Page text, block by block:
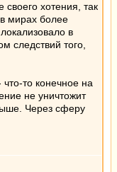
хотения, так
мирах более
в
следствий того,
то конечное на
не уничтожит
Через сферу